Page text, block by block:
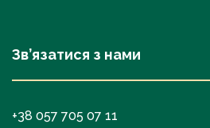
Зв’язатися з нами
+38 057 705 07 11